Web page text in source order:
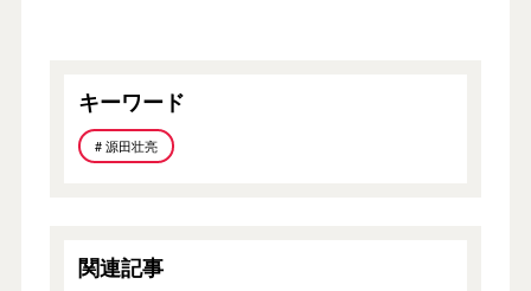
キーワード
# 源田壮亮
関連記事